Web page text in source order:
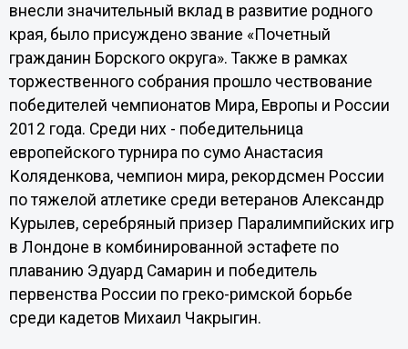
внесли значительный вклад в развитие родного
края, было присуждено звание «Почетный
гражданин Борского округа». Также в рамках
торжественного собрания прошло чествование
победителей чемпионатов Мира, Европы и России
2012 года. Среди них - победительница
европейского турнира по сумо Анастасия
Коляденкова, чемпион мира, рекордсмен России
по тяжелой атлетике среди ветеранов Александр
Курылев, серебряный призер Паралимпийских игр
в Лондоне в комбинированной эстафете по
плаванию Эдуард Самарин и победитель
первенства России по греко-римской борьбе
среди кадетов Михаил Чакрыгин.